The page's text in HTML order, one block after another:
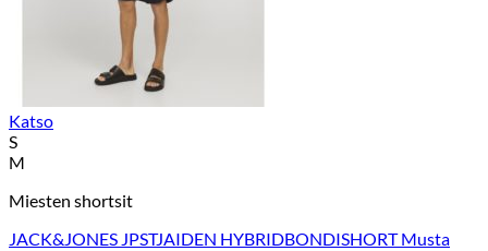
Katso
S
M
Miesten shortsit
JACK&JONES JPSTJAIDEN HYBRIDBONDISHORT Musta